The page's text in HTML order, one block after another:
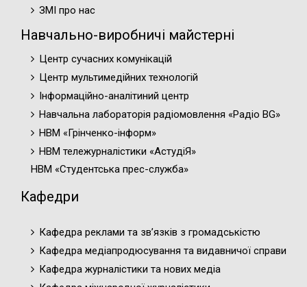
ЗМІ про нас
Навчально-виробничі майстерні
Центр сучасних комунікацій
Центр мультимедійних технологій
Інформаційно-аналітиний центр
Навчальна лабораторія радіомовлення «Радіо BG»
НВМ «Грінченко-інформ»
НВМ тележурналістики «АстудіЯ»
НВМ «Студентська прес-служба»
Кафедри
Кафедра реклами та зв’язків з громадськістю
Кафедра медіапродюсування та видавничої справи
Кафедра журналістики та нових медіа